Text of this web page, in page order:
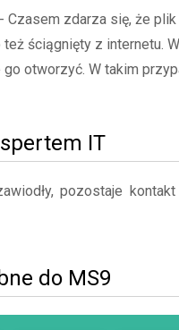
zdarza się, że
ściągnięty z internetu.
otworzyć. W takim
IT
pozostaje
do MS9